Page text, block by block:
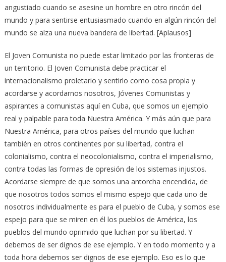
angustiado cuando se asesine un hombre en otro rincón del
mundo y para sentirse entusiasmado cuando en algún rincón del
mundo se alza una nueva bandera de libertad. [Aplausos]
El Joven Comunista no puede estar limitado por las fronteras de
un territorio. El Joven Comunista debe practicar el
internacionalismo proletario y sentirlo como cosa propia y
acordarse y acordarnos nosotros, Jóvenes Comunistas y
aspirantes a comunistas aquí en Cuba, que somos un ejemplo
real y palpable para toda Nuestra América. Y más aún que para
Nuestra América, para otros países del mundo que luchan
también en otros continentes por su libertad, contra el
colonialismo, contra el neocolonialismo, contra el imperialismo,
contra todas las formas de opresión de los sistemas injustos.
Acordarse siempre de que somos una antorcha encendida, de
que nosotros todos somos el mismo espejo que cada uno de
nosotros individualmente es para el pueblo de Cuba, y somos ese
espejo para que se miren en él los pueblos de América, los
pueblos del mundo oprimido que luchan por su libertad. Y
debemos de ser dignos de ese ejemplo. Y en todo momento y a
toda hora debemos ser dignos de ese ejemplo. Eso es lo que